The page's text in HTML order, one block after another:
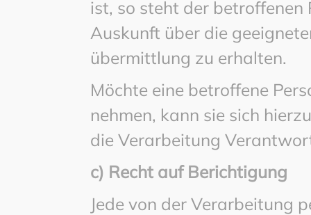
ist, so steht der betroffenen
Auskunft über die
übermittlung zu erhalten.
Möchte eine betroffene
nehmen, kann sie sich
die Verarbeitung
c) Recht auf Berichtigung
Jede von der Verarbeitung